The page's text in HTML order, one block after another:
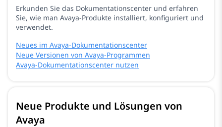
Erkunden Sie das Dokumentationscenter und erfahren
Sie, wie man Avaya-Produkte installiert, konfiguriert und
verwendet.
Neues im Avaya-Dokumentationscenter
Neue Versionen von Avaya-Programmen
Avaya-Dokumentationscenter nutzen
Neue Produkte und Lösungen von
Avaya